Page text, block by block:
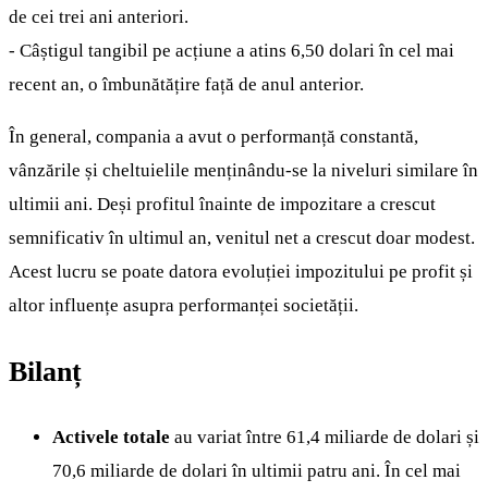
de cei trei ani anteriori.
- Câștigul tangibil pe acțiune a atins 6,50 dolari în cel mai
recent an, o îmbunătățire față de anul anterior.
În general, compania a avut o performanță constantă,
vânzările și cheltuielile menținându-se la niveluri similare în
ultimii ani. Deși profitul înainte de impozitare a crescut
semnificativ în ultimul an, venitul net a crescut doar modest.
Acest lucru se poate datora evoluției impozitului pe profit și
altor influențe asupra performanței societății.
Bilanț
Activele totale au variat între 61,4 miliarde de dolari și
70,6 miliarde de dolari în ultimii patru ani. În cel mai